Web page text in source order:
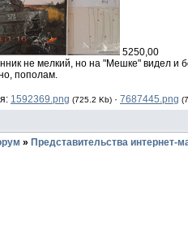
5250,00
не мелкий, но на "Мешке" видел и
пополам.
1592369.png (725.2 Kb) · 7687445.png
» Представительства интернет-